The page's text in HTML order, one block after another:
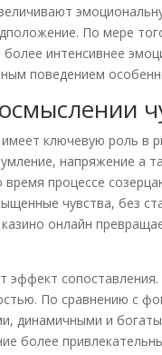
По мере
интенсивнее
поведением
ключевую роль в
напряжение а
процессе
чувства, без
казино онлайн
По сравнению с
динамичными и
более